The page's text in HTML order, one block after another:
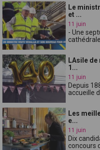
Le
et ...
11 juin
- Une
LAsile
1...
11 juin
Depuis
accueille
Les
e...
11 juin
Dix
concours